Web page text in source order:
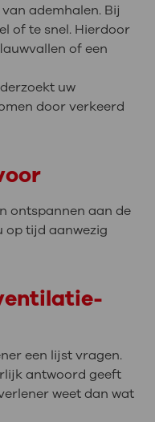
ademhalen. Bij
of te snel. Hierdoor
of een
uw
door verkeerd
ontspannen aan de
op tijd aanwezig
een lijst vragen.
antwoord geeft
weet dan wat